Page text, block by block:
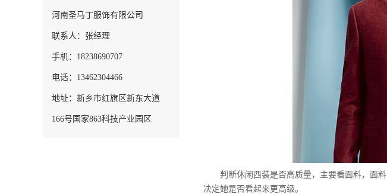
判断休闲西装是否高质量，主要看面料，面料
决定她是否看起来更高级。
河南圣马丁服饰有限公司
联系人：张经理
手机：18238690707
电话：13462304466
地址：新乡市红旗区新东大道
166号国家863科技产业园区